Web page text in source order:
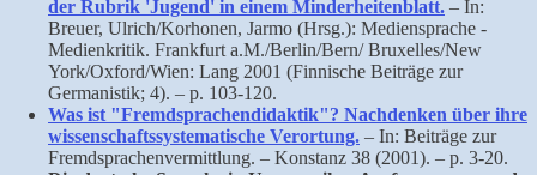
der Rubrik 'Jugend' in einem Minderheitenblatt. – In:
Breuer, Ulrich/Korhonen, Jarmo (Hrsg.): Mediensprache -
Medienkritik. Frankfurt a.M./Berlin/Bern/ Bruxelles/New
York/Oxford/Wien: Lang 2001 (Finnische Beiträge zur
Germanistik; 4). – p. 103-120.
Was ist "Fremdsprachendidaktik"? Nachdenken über ihre
wissenschaftssystematische Verortung. – In: Beiträge zur
Fremdsprachenvermittlung. – Konstanz 38 (2001). – p. 3-20.